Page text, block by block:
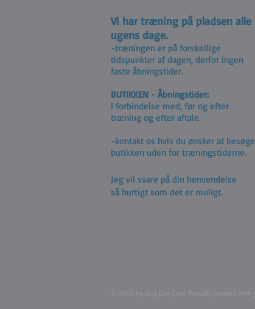
Vi har træning på pladsen alle
ugens dage.
-træningen er på forskellige
tidspunkter af dagen, derfor ingen
faste åbningstider.
BUTIKKEN - Åbningstider:
I forbindelse med, før og efter
træning og efter aftale.
-kontakt os hvis du ønsker at besøge
butikken uden for træningstiderne.
Jeg vil svare på din henvendelse
så hurtigt som det er muligt.